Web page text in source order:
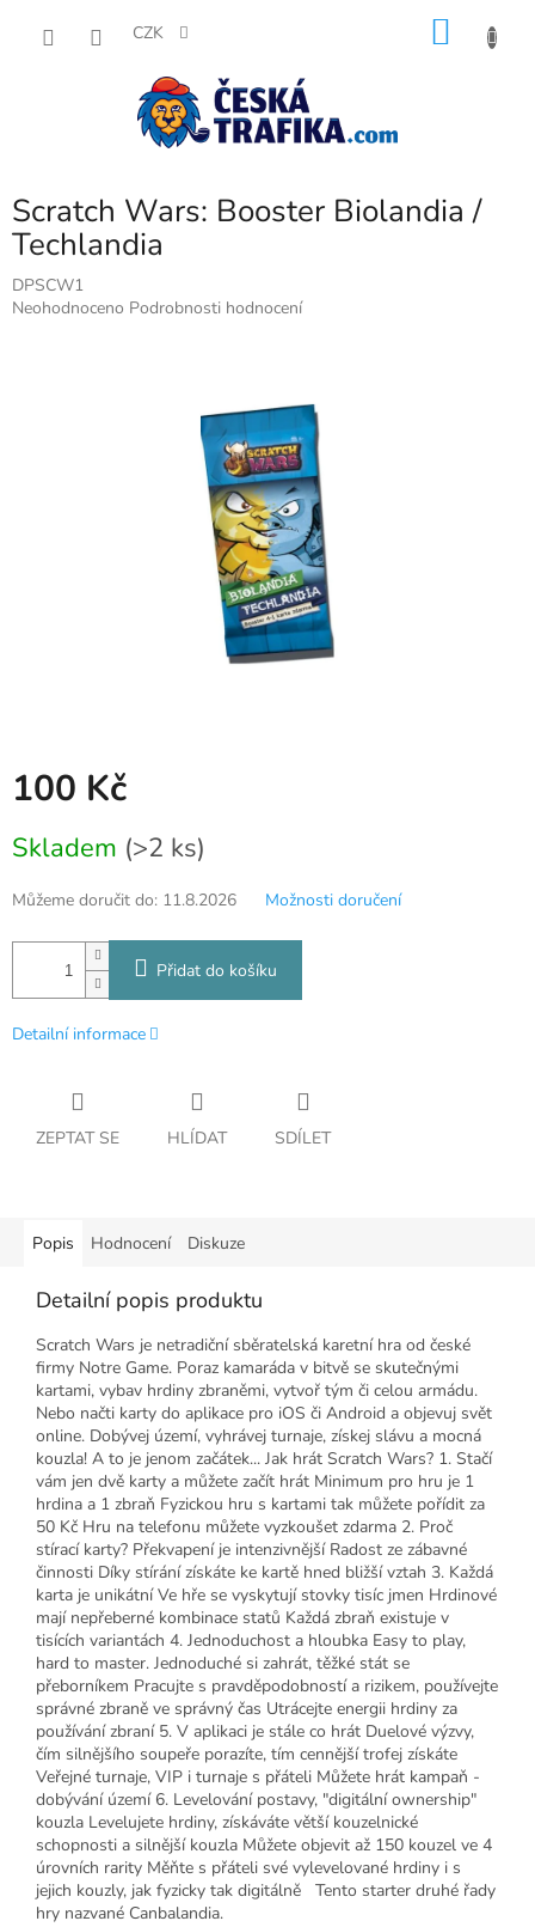
CZK
Scratch Wars: Booster Biolandia /
Techlandia
DPSCW1
Průměrné
Neohodnoceno Podrobnosti hodnocení
100 Kč
cena:
Skladem (>2 ks)
Můžeme doručit do: 11.8.2026 Možnosti doručení
Přidat do košíku
Detailní informace
ZEPTAT SE HLÍDAT SDÍLET
Popis Hodnocení Diskuze
Detailní popis produktu
Scratch Wars je netradiční sběratelská karetní hra od české
firmy Notre Game. Poraz kamaráda v bitvě se skutečnými
kartami, vybav hrdiny zbraněmi, vytvoř tým či celou armádu.
Nebo načti karty do aplikace pro iOS či Android a objevuj svět
online. Dobývej území, vyhrávej turnaje, získej slávu a mocná
kouzla! A to je jenom začátek... Jak hrát Scratch Wars? 1. Stačí
vám jen dvě karty a můžete začít hrát Minimum pro hru je 1
hrdina a 1 zbraň Fyzickou hru s kartami tak můžete pořídit za
50 Kč Hru na telefonu můžete vyzkoušet zdarma 2. Proč
stírací karty? Překvapení je intenzivnější Radost ze zábavné
činnosti Díky stírání získáte ke kartě hned bližší vztah 3. Každá
karta je unikátní Ve hře se vyskytují stovky tisíc jmen Hrdinové
mají nepřeberné kombinace statů Každá zbraň existuje v
tisících variantách 4. Jednoduchost a hloubka Easy to play,
hard to master. Jednoduché si zahrát, těžké stát se
přeborníkem Pracujte s pravděpodobností a rizikem, používejte
správné zbraně ve správný čas Utrácejte energii hrdiny za
používání zbraní 5. V aplikaci je stále co hrát Duelové výzvy,
čím silnějšího soupeře porazíte, tím cennější trofej získáte
Veřejné turnaje, VIP i turnaje s přáteli Můžete hrát kampaň -
dobývání území 6. Levelování postavy, "digitální ownership"
kouzla Levelujete hrdiny, získáváte větší kouzelnické
schopnosti a silnější kouzla Můžete objevit až 150 kouzel ve 4
úrovních rarity Měňte s přáteli své vylevelované hrdiny i s
jejich kouzly, jak fyzicky tak digitálně Tento starter druhé řady
hry nazvané Canbalandia.